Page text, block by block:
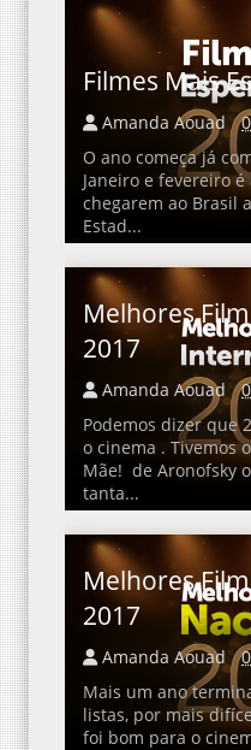
Filmes Mais
Amanda Aouad
O ano começa já
Janeiro e fevereiro
chegarem ao Brasil
Estad...
Melhores
2017
Amanda Aouad
Podemos dizer que
o cinema . Tivemos
Mãe! de Aronofsky
tanta...
Melhores
2017
Amanda Aouad
Mais um ano
listas, por mais
foi bom para o